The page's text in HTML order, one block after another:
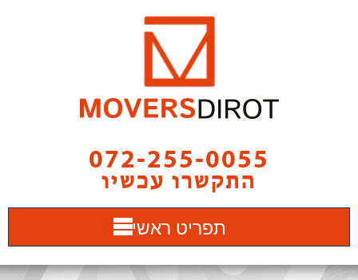
072-255-0055
התקשרו עכשיו
תפריט ראשי